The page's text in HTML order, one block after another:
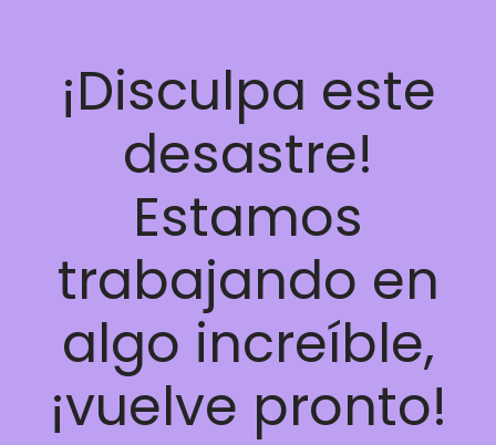
¡Disculpa este
desastre!
Estamos
trabajando en
algo increíble,
¡vuelve pronto!